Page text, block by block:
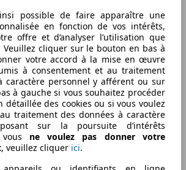
possible de faire apparaître une
en fonction de vos intérêts,
offre et d’analyser l’utilisation que
Veuillez cliquer sur le bouton en bas à
votre accord à la mise en œuvre
à consentement et au traitement
caractère personnel y afférent ou sur
à gauche si vous souhaitez procéder
détaillée des cookies ou si vous voulez
traitement des données à caractère
sur la poursuite d’intérêts
ne voulez pas donner votre
, veuillez cliquer ici.